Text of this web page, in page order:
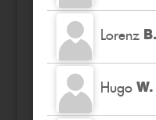
Lorenz B.
Hugo W.